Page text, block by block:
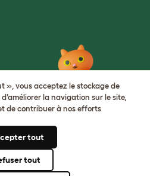
», vous acceptez le stockage de
la navigation sur le site,
de contribuer à nos efforts
tout
tout